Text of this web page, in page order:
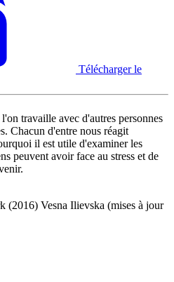
Télécharger le
travaille avec d'autres personnes
Chacun d'entre nous réagit
il est utile d'examiner les
peuvent avoir face au stress et de
(2016) Vesna Ilievska (mises à jour